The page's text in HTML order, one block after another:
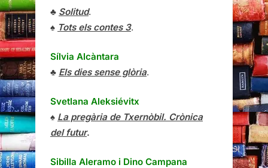
♣ Solitud.
♠ Tots els contes 3.
Sílvia Alcàntara
♣ Els dies sense glòria.
Svetlana Aleksiévitx
♠ La pregària de Txernòbil. Crònica
del futur.
Sibilla Aleramo i Dino Campana